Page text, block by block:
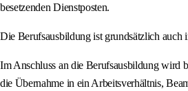
besetzenden Dienstposten.
Die Berufsausbildung ist grundsätzlich auch
Im Anschluss an die Berufsausbildung wird
die Übernahme in ein Arbeitsverhältnis,